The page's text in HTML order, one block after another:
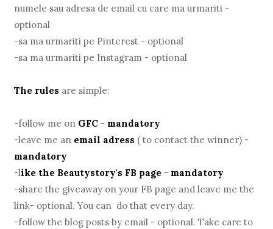
numele sau adresa de email cu care ma urmariti -
optional
-sa ma urmariti pe Pinterest - optional
-sa ma urmariti pe Instagram - optional
The rules are simple:
-follow me on GFC - mandatory
-leave me an email adress ( to contact the winner) -
mandatory
-like the Beautystory's FB page - mandatory
-share the giveaway on your FB page and leave me the
link- optional. You can do that every day.
-follow the blog posts by email - optional. Take care to